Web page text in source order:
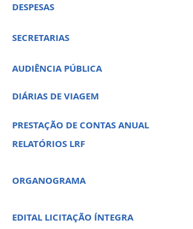
DESPESAS
SECRETARIAS
AUDIÊNCIA PÚBLICA
DIÁRIAS DE VIAGEM
PRESTAÇÃO DE CONTAS ANUAL
RELATÓRIOS LRF
ORGANOGRAMA
EDITAL LICITAÇÃO ÍNTEGRA